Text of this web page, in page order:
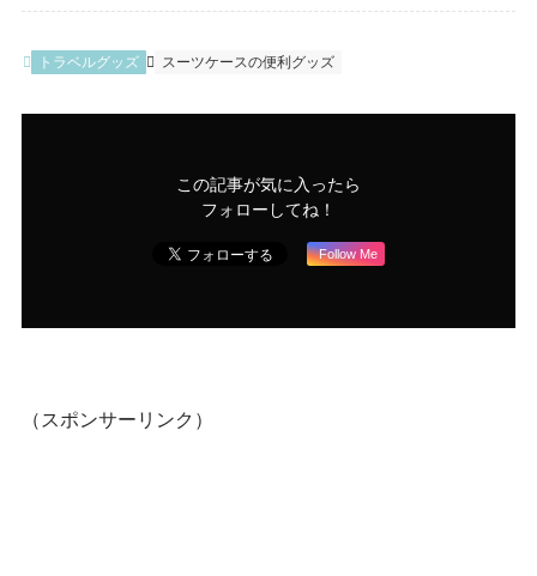
トラベルグッズ スーツケースの便利グッズ
この記事が気に入ったら
フォローしてね！
Follow Me
（スポンサーリンク）